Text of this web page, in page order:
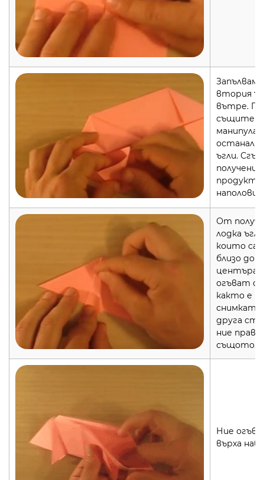
Запълваме
втория
вътре.
същите
ъгли.
получения
продукт
От
лодка
които са
близо до
центъра,
огъват
както е на
друга
ние
същото.
Ние
върха